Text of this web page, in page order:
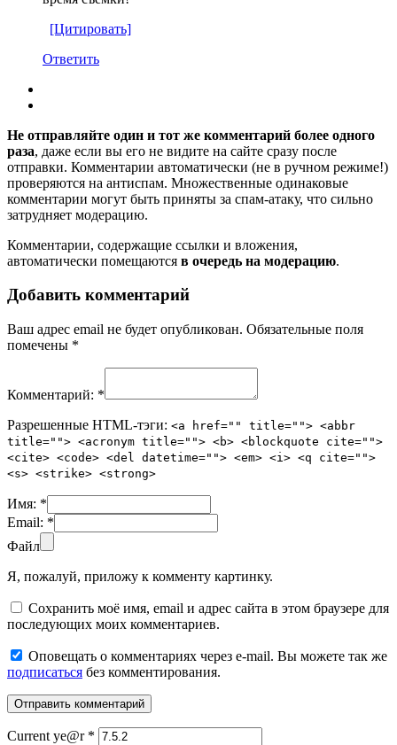
[Цитировать]
Ответить
Не отправляйте один и тот же комментарий более одного
раза, даже если вы его не видите на сайте сразу после
отправки. Комментарии автоматически (не в ручном режиме!)
проверяются на антиспам. Множественные одинаковые
комментарии могут быть приняты за спам-атаку, что сильно
затрудняет модерацию.
Комментарии, содержащие ссылки и вложения,
автоматически помещаются в очередь на модерацию.
Добавить комментарий
Ваш адрес email не будет опубликован. Обязательные поля
помечены *
Комментарий: *
Разрешенные HTML-тэги: <a href="" title=""> <abbr
title=""> <acronym title=""> <b> <blockquote cite="">
<cite> <code> <del datetime=""> <em> <i> <q cite="">
<s> <strike> <strong>
Имя: *
Email: *
Файл
Я, пожалуй, приложу к комменту картинку.
Сохранить моё имя, email и адрес сайта в этом браузере для
последующих моих комментариев.
Оповещать о комментариях через e-mail. Вы можете так же
подписаться без комментирования.
Current ye@r *